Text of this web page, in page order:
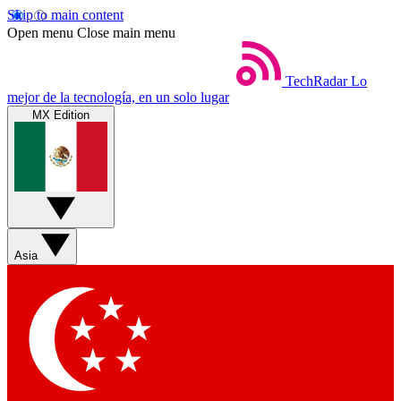
Skip to main content
Open menu Close main menu
TechRadar Lo
mejor de la tecnología, en un solo lugar
MX Edition
Asia